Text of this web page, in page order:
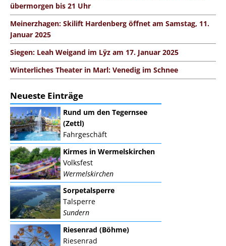
übermorgen bis 21 Uhr
Meinerzhagen: Skilift Hardenberg öffnet am Samstag, 11.
Januar 2025
Siegen: Leah Weigand im Lÿz am 17. Januar 2025
Winterliches Theater in Marl: Venedig im Schnee
Neueste Einträge
Rund um den Tegernsee
(Zettl)
Fahrgeschäft
Kirmes in Wermelskirchen
Volksfest
Wermelskirchen
Sorpetalsperre
Talsperre
Sundern
Riesenrad (Böhme)
Riesenrad